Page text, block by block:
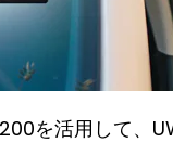
を活用して、